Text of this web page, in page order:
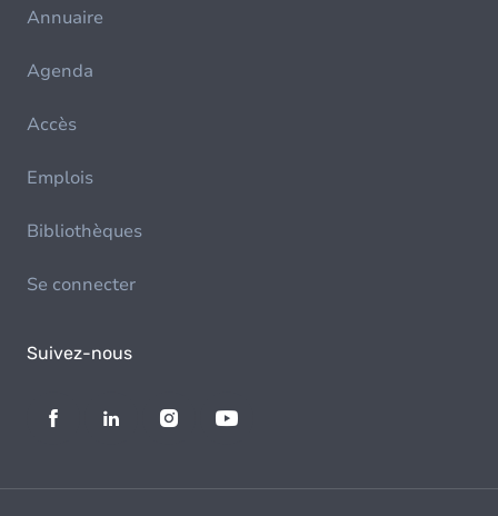
Annuaire
Agenda
Accès
Emplois
Bibliothèques
Se connecter
Suivez-nous